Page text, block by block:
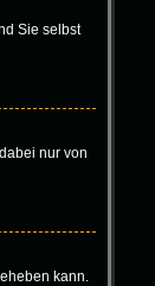
Sie selbst
nur von
kann.